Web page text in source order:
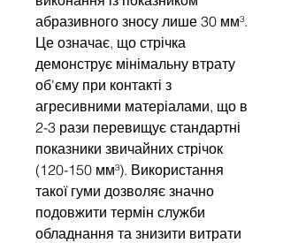
абразивного зносу лише 30 мм³.
Це означає, що стрічка
демонструє мінімальну втрату
об'єму при контакті з
агресивними матеріалами, що в
2-3 рази перевищує стандартні
показники звичайних стрічок
(120-150 мм³). Використання
такої гуми дозволяє значно
подовжити термін служби
обладнання та знизити витрати